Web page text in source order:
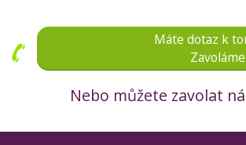
Máte dotaz k
Nebo můžete zavolat